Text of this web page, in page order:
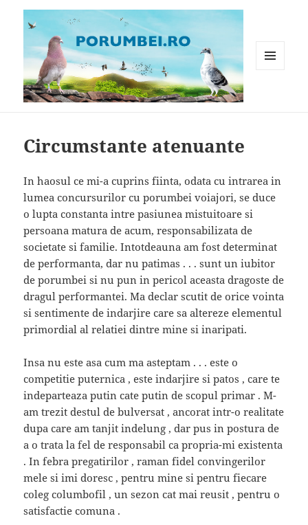
Circumstante atenuante
In haosul ce mi-a cuprins fiinta, odata cu intrarea in
lumea concursurilor cu porumbei voiajori, se duce
o lupta constanta intre pasiunea mistuitoare si
persoana matura de acum, responsabilizata de
societate si familie. Intotdeauna am fost determinat
de performanta, dar nu patimas . . . sunt un iubitor
de porumbei si nu pun in pericol aceasta dragoste de
dragul performantei. Ma declar scutit de orice vointa
si sentimente de indarjire care sa altereze elementul
primordial al relatiei dintre mine si inaripati.
Insa nu este asa cum ma asteptam . . . este o
competitie puternica , este indarjire si patos , care te
indeparteaza putin cate putin de scopul primar . M-
am trezit destul de bulversat , ancorat intr-o realitate
dupa care am tanjit indelung , dar pus in postura de
a o trata la fel de responsabil ca propria-mi existenta
. In febra pregatirilor , raman fidel convingerilor
mele si imi doresc , pentru mine si pentru fiecare
coleg columbofil , un sezon cat mai reusit , pentru o
satisfactie comuna .